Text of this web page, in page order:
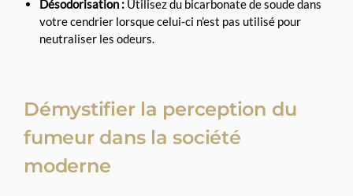
Désodorisation : Utilisez du bicarbonate de soude dans
votre cendrier lorsque celui-ci n’est pas utilisé pour
neutraliser les odeurs.
Démystifier la perception du
fumeur dans la société
moderne